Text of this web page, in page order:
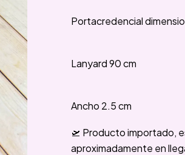
Portacredencial
Lanyard 90 cm
Ancho 2.5 cm
🛫 Producto importado,
aproximadamente en